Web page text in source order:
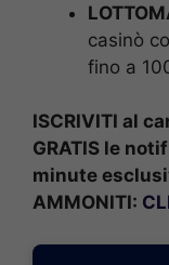
casinò
fino a
ISCRIVITI al
GRATIS le
minute
AMMONITI: